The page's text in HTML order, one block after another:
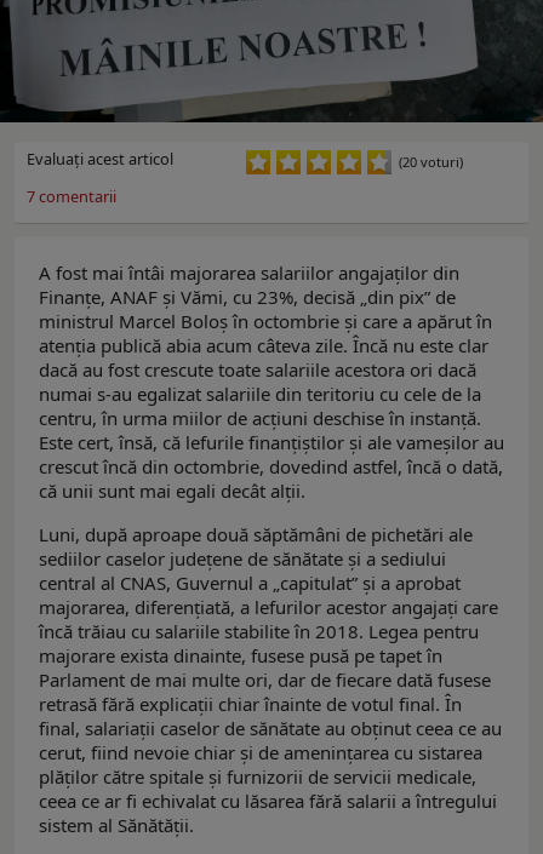
Evaluaţi acest articol (20 voturi)
7comentarii
A fost mai întâi majorarea salariilor angajaților din
Finanțe, ANAF și Vămi, cu 23%, decisă „din pix” de
ministrul Marcel Boloș în octombrie și care a apărut în
atenția publică abia acum câteva zile. Încă nu este clar
dacă au fost crescute toate salariile acestora ori dacă
numai s-au egalizat salariile din teritoriu cu cele de la
centru, în urma miilor de acțiuni deschise în instanță.
Este cert, însă, că lefurile finanțiștilor și ale vameșilor au
crescut încă din octombrie, dovedind astfel, încă o dată,
că unii sunt mai egali decât alții.
Luni, după aproape două săptămâni de pichetări ale
sediilor caselor județene de sănătate și a sediului
central al CNAS, Guvernul a „capitulat” și a aprobat
majorarea, diferențiată, a lefurilor acestor angajați care
încă trăiau cu salariile stabilite în 2018. Legea pentru
majorare exista dinainte, fusese pusă pe tapet în
Parlament de mai multe ori, dar de fiecare dată fusese
retrasă fără explicații chiar înainte de votul final. În
final, salariații caselor de sănătate au obținut ceea ce au
cerut, fiind nevoie chiar și de amenințarea cu sistarea
plăților către spitale și furnizorii de servicii medicale,
ceea ce ar fi echivalat cu lăsarea fără salarii a întregului
sistem al Sănătății.